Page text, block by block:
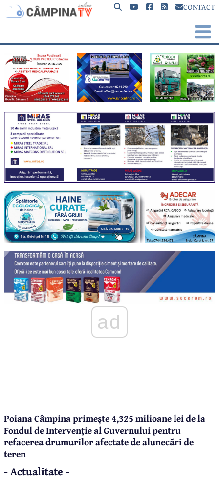
CONTACT
ad
Poiana Câmpina primește 4,325 milioane lei de la
Fondul de Intervenție al Guvernului pentru
refacerea drumurilor afectate de alunecări de
teren
- Actualitate -